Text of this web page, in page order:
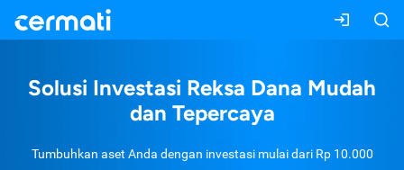
Solusi Investasi Reksa Dana Mudah
dan Tepercaya
Tumbuhkan aset Anda dengan investasi mulai dari Rp 10.000